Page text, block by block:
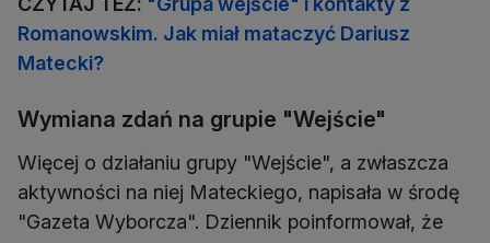
Romanowskim. Jak miał mataczyć Dariusz
Matecki?
Wymiana zdań na grupie "Wejście"
Więcej o działaniu grupy "Wejście", a zwłaszcza
aktywności na niej Mateckiego, napisała w środę
"Gazeta Wyborcza". Dziennik poinformował, że